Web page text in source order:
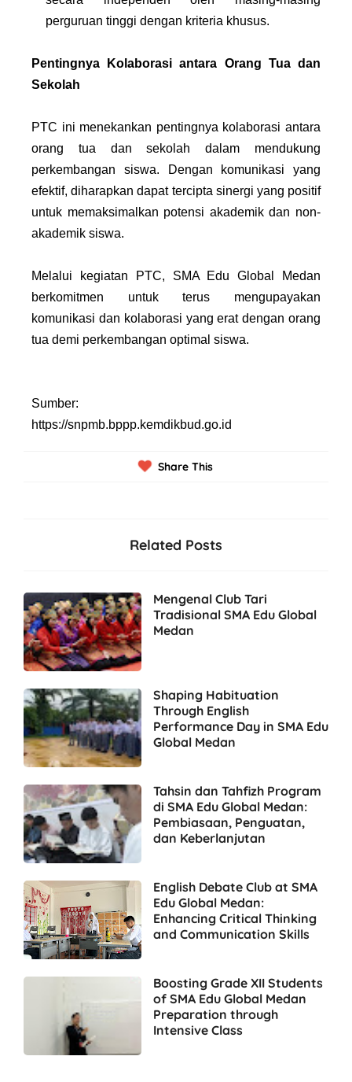
perguruan tinggi dengan kriteria khusus.
Pentingnya Kolaborasi antara Orang Tua dan
Sekolah
PTC ini menekankan pentingnya kolaborasi antara
orang tua dan sekolah dalam mendukung
perkembangan siswa. Dengan komunikasi yang
efektif, diharapkan dapat tercipta sinergi yang positif
untuk memaksimalkan potensi akademik dan non-
akademik siswa.
Melalui kegiatan PTC, SMA Edu Global Medan
berkomitmen untuk terus mengupayakan
komunikasi dan kolaborasi yang erat dengan orang
tua demi perkembangan optimal siswa.
Sumber:
https://snpmb.bppp.kemdikbud.go.id
Share This
Related Posts
Mengenal Club Tari
Tradisional SMA Edu Global
Medan
Shaping Habituation
Through English
Performance Day in SMA Edu
Global Medan
Tahsin dan Tahfizh Program
di SMA Edu Global Medan:
Pembiasaan, Penguatan,
dan Keberlanjutan
English Debate Club at SMA
Edu Global Medan:
Enhancing Critical Thinking
and Communication Skills
Boosting Grade XII Students
of SMA Edu Global Medan
Preparation through
Intensive Class